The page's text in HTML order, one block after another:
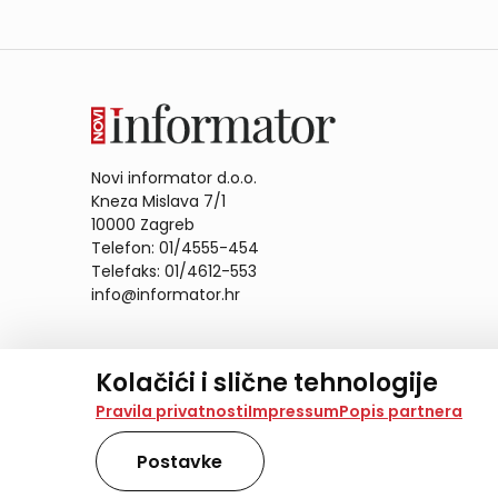
Kolačići i slične tehnologije
Na našoj web stranici koristimo kolačiće i slične
analiziramo promet na stranici te prikazujemo
također koriste ove tehnologije.
Odabirom opcije „Samo nužno“ prihvaćate samo
Pravila privatnostiImpressumPopis partnera
Postavke
Novi informator d.o.o.
Kneza Mislava 7/1
10000 Zagreb
Telefon: 01/4555-454
Telefaks: 01/4612-553
info@informator.hr